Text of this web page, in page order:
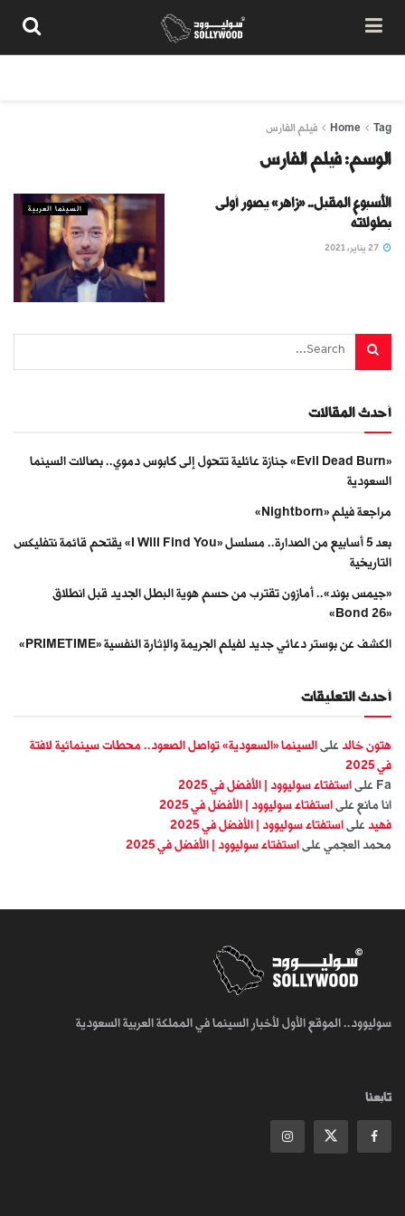
Home Tag فيلم الفارس
الوسم:فيلم الفارس
السينما العربية
الأسبوع المقبل.. «زاهر» يصور أولى
بطولاته
أحدث المقالات
«Evil Dead Burn» جنازة عائلية تتحول إلى كابوس دموي.. بصالات السينما
السعودية
مراجعة فيلم «Nightborn»
بعد 5 أسابيع من الصدارة.. مسلسل «I Will Find You» يقتحم قائمة نتفليكس
التاريخية
«جيمس بوند».. أمازون تقترب من حسم هوية البطل الجديد قبل انطلاق
«Bond 26»
الكشف عن بوستر دعائي جديد لفيلم الجريمة والإثارة النفسية «PRIMETIME»
أحدث التعليقات
هتون خالد على السينما «السعودية» تواصل الصعود.. محطات سينمائية لافتة
في 2025
Fa على استفتاء سوليوود | الأفضل في 2025
انا مانع على استفتاء سوليوود | الأفضل في 2025
فهيد على استفتاء سوليوود | الأفضل في 2025
محمد العجمي على استفتاء سوليوود | الأفضل في 2025
سوليوود.. الموقع الأول لأخبار السينما في المملكة العربية السعودية
تابعنا